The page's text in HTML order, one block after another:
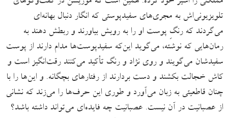
تلویزیونی‌اش به مجری‌های سفیدپوستی که انگار دنبال بهانه‌ای
می‌گردند که رنگِ پوست او را به رویش بیاورند و ربطش دهند به
رمان‌هایی که نوشته، می‌‌گوید این‌که سفیدپوست‌ها مدام دارند از پوست
سفیدشان می‌گویند و روی نژاد و رنگ تأکید می‌‌کنند رقت‌انگیز است و
کاش خجالت بکشند و دست بردارند از رفتارهای بچگانه. و این‌ها را با
چنان قاطعیتی به زبان می‌آورد و طوری این حرف‌ها را می‌زند که نشانی
از عصبانیت در آن نیست. عصبانیت چه فایده‌ای می‌تواند داشته باشد؟